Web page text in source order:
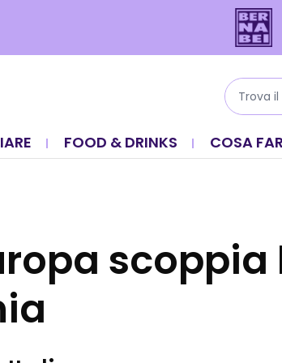
FOOD & DRINKS COSA